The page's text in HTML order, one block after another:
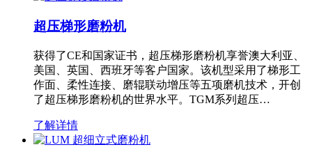
超压梯形磨粉机
获得了CE和国家证书，超压梯形磨粉机享誉澳大利亚、
美国、英国、西班牙等客户国家。该机型采用了梯形工
作面、柔性连接、磨辊联动增压等五项磨机技术，开创
了超压梯形磨粉机的世界水平。TGM系列超压…
了解详情